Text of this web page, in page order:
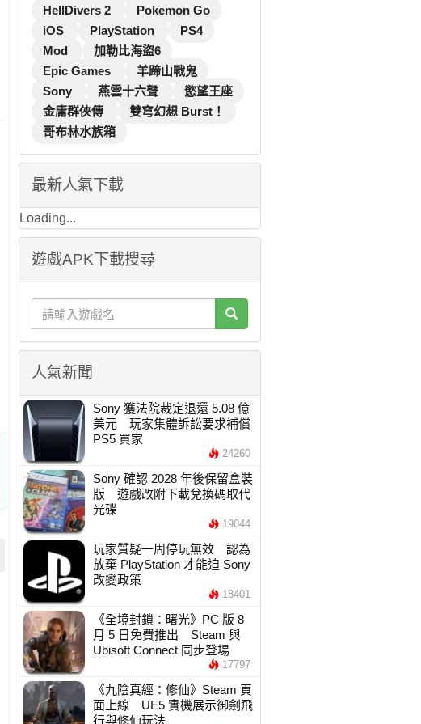
HellDivers 2
Pokemon Go
iOS
PlayStation
PS4
Mod
加勒比海盜6
Epic Games
羊蹄山戰鬼
Sony
燕雲十六聲
慾望王座
金庸群俠傳
雙穹幻想 Burst！
哥布林水族箱
最新人氣下載
Loading...
遊戲APK下載搜尋
人氣新聞
Sony 獲法院裁定退還 5.08 億
美元 玩家集體訴訟要求補償
PS5 買家
24260
Sony 確認 2028 年後保留盒裝
版 遊戲改附下載兌換碼取代
光碟
19044
玩家質疑一周停玩無效 認為
放棄 PlayStation 才能迫 Sony
改變政策
18401
《全境封鎖：曙光》PC 版 8
月 5 日免費推出 Steam 與
Ubisoft Connect 同步登場
17797
《九陰真經：修仙》Steam 頁
面上線 UE5 實機展示御劍飛
行與修仙玩法